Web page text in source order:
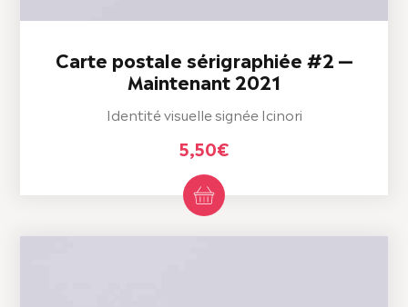
Carte postale sérigraphiée #2 —
Maintenant 2021
Identité visuelle signée Icinori
5,50€